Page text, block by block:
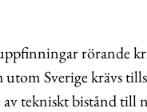
rörande
Sverige krävs
av tekniskt bistånd